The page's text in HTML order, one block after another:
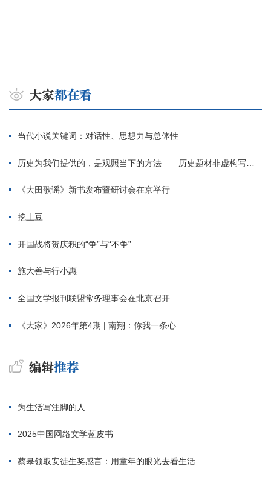
当代小说关键词：对话性、思想力与总体性
历史为我们提供的，是观照当下的方法——历史题材非虚构写作多人谈
《大田歌谣》新书发布暨研讨会在京举行
挖土豆
开国战将贺庆积的“争”与“不争”
施大善与行小惠
全国文学报刊联盟常务理事会在北京召开
《大家》2026年第4期 | 南翔：你我一条心
为生活写注脚的人
2025中国网络文学蓝皮书
蔡皋领取安徒生奖感言：用童年的眼光去看生活